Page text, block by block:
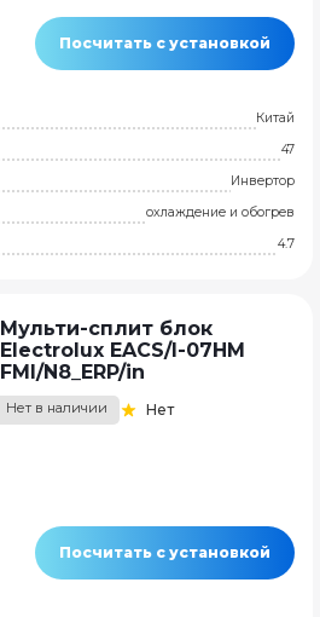
Посчитать с установкой
Китай
47
Инвертор
охлаждение и обогрев
4.7
Мульти-сплит блок
Electrolux EACS/I-07HM
FMI/N8_ERP/in
Нет в наличии Нет
Посчитать с установкой